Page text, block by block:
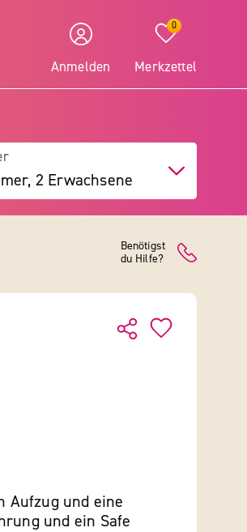
Anmelden
0
Merkzettel
2 Erwachsene
Benötigst
du Hilfe?
Aufzug und eine
und ein Safe